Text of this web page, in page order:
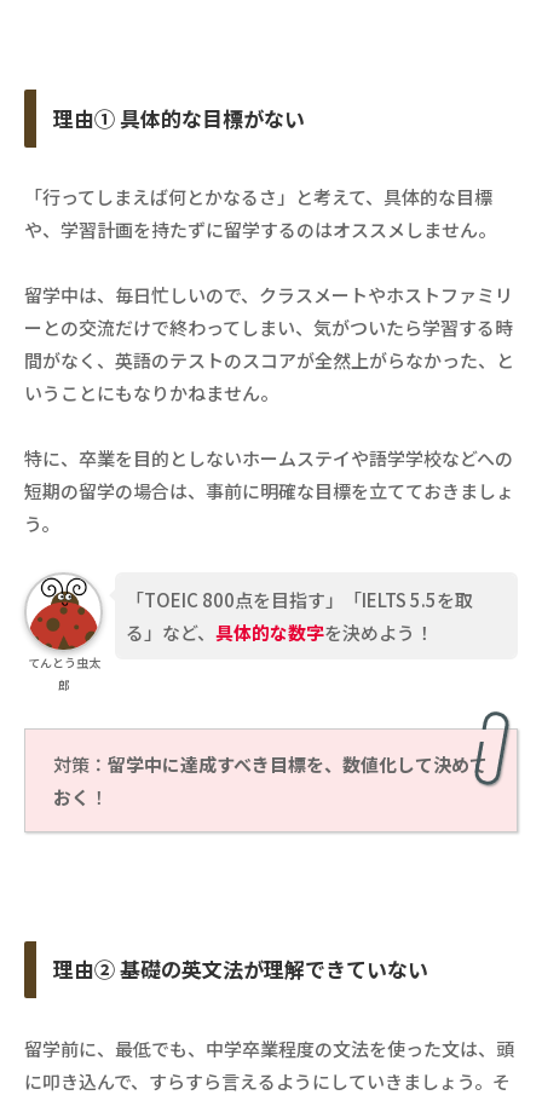
理由① 具体的な目標がない
「行ってしまえば何とかなるさ」と考えて、具体的な目標
や、学習計画を持たずに留学するのはオススメしません。
留学中は、毎日忙しいので、クラスメートやホストファミリ
ーとの交流だけで終わってしまい、気がついたら学習する時
間がなく、英語のテストのスコアが全然上がらなかった、と
いうことにもなりかねません。
特に、卒業を目的としないホームステイや語学学校などへの
短期の留学の場合は、事前に明確な目標を立てておきましょ
う。
てんとう虫太
郎
「TOEIC 800点を目指す」「IELTS 5.5を取
る」など、具体的な数字を決めよう！
対策： 留学中に達成すべき目標を、数値化して決めて
おく ！
理由② 基礎の英文法が理解できていない
留学前に、最低でも、中学卒業程度の文法を使った文は、頭
に叩き込んで、すらすら言えるようにしていきましょう。そ